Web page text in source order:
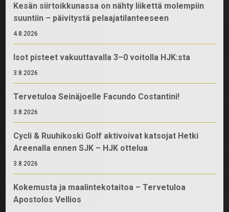
Kesän siirtoikkunassa on nähty liikettä molempiin
suuntiin – päivitystä pelaajatilanteeseen
4.8.2026
Isot pisteet vakuuttavalla 3–0 voitolla HJK:sta
3.8.2026
Tervetuloa Seinäjoelle Facundo Costantini!
3.8.2026
Cycli & Ruuhikoski Golf aktivoivat katsojat Hetki
Areenalla ennen SJK – HJK ottelua
3.8.2026
Kokemusta ja maalintekotaitoa – Tervetuloa
Apostolos Vellios